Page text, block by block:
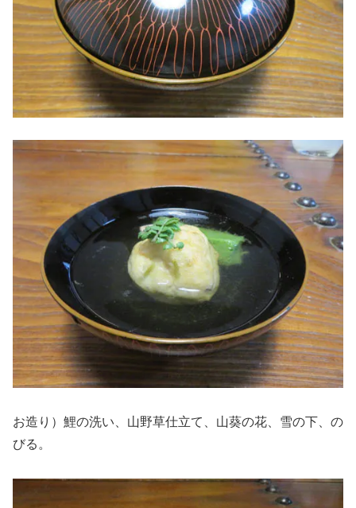
お造り）鯉の洗い、山野草仕立て、山葵の花、雪の下、の
びる。